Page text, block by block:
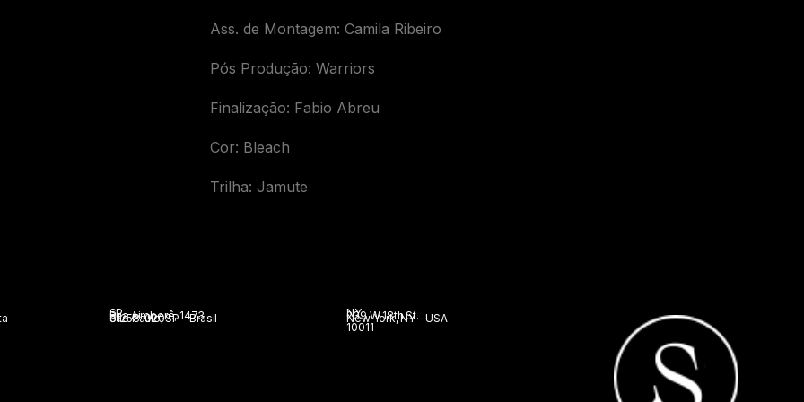
Ass. de Montagem: Camila Ribeiro
Pós Produção: Warriors
Finalização: Fabio Abreu
Cor: Bleach
Trilha: Jamute
SP
Rua Aimberê, 1473
São Paulo, SP – Brasil
01258-020 NY
239 W 18th St.
New York, NY – USA
10011